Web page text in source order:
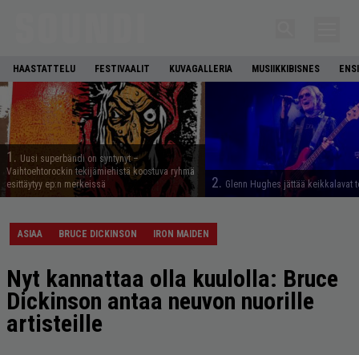
HAASTATTELU FESTIVAALIT KUVAGALLERIA MUSIIKKIBISNES
1. Uusi superbändi on syntynyt –
Vaihtoehtorockin tekijämiehistä koostuva ryhmä
esittäytyy ep:n merkeissä
2. Glenn Hughes jättää keikkalavat
ASIAA BRUCE DICKINSON IRON MAIDEN
Nyt kannattaa olla kuulolla: Bruce
Dickinson antaa neuvon nuorille
artisteille